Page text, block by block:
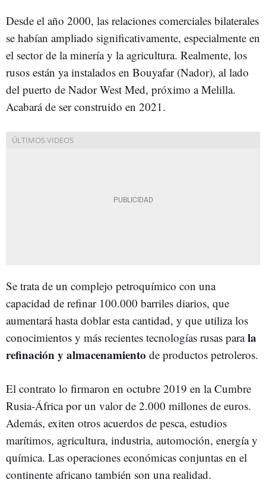
Desde el año 2000, las relaciones comerciales bilaterales
se habían ampliado significativamente, especialmente en
el sector de la minería y la agricultura. Realmente, los
rusos están ya instalados en Bouyafar (Nador), al lado
del puerto de Nador West Med, próximo a Melilla.
Acabará de ser construido en 2021.
Se trata de un complejo petroquímico con una
capacidad de refinar 100.000 barriles diarios, que
aumentará hasta doblar esta cantidad, y que utiliza los
conocimientos y más recientes tecnologías rusas parala
refinación y almacenamiento de productos petroleros.
El contrato lo firmaron en octubre 2019 en la Cumbre
Rusia-África por un valor de 2.000 millones de euros.
Además, exiten otros acuerdos de pesca, estudios
marítimos, agricultura, industria, automoción, energía y
química. Las operaciones económicas conjuntas en el
continente africano también son una realidad.